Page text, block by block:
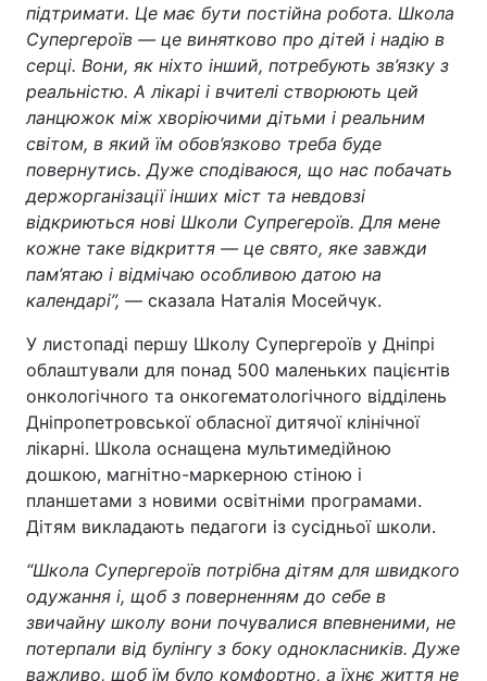
підтримати. Це має бути постійна робота. Школа
Супергероїв — це винятково про дітей і надію в
серці. Вони, як ніхто інший, потребують зв’язку з
реальністю. А лікарі і вчителі створюють цей
ланцюжок між хворіючими дітьми і реальним
світом, в який їм обов’язково треба буде
повернутись. Дуже сподіваюся, що нас побачать
держорганізації інших міст та невдовзі
відкриються нові Школи Супрегероїв. Для мене
кожне таке відкриття — це свято, яке завжди
пам’ятаю і відмічаю особливою датою на
календарі”, — сказала Наталія Мосейчук.
У листопаді першу Школу Супергероїв у Дніпрі
облаштували для понад 500 маленьких пацієнтів
онкологічного та онкогематологічного відділень
Дніпропетровської обласної дитячої клінічної
лікарні. Школа оснащена мультимедійною
дошкою, магнітно-маркерною стіною і
планшетами з новими освітніми програмами.
Дітям викладають педагоги із сусідньої школи.
“Школа Супергероїв потрібна дітям для швидкого
одужання і, щоб з поверненням до себе в
звичайну школу вони почувалися впевненими, не
потерпали від булінгу з боку однокласників. Дуже
важливо, щоб їм було комфортно, а їхнє життя не